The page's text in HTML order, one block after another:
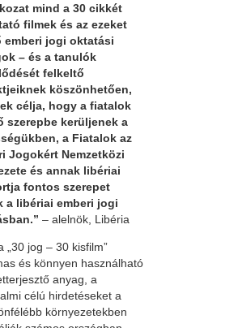
mind a 30 cikkét
filmek és az ezeket
emberi jogi oktatási
– és a tanulók
felkeltő
köszönhetően,
célja, hogy a fiatalok
szerepbe kerüljenek a
a Fiatalok az
Jogokért Nemzetközi
és annak libériai
fontos szerepet
a libériai emberi jogi
– alelnök, Libéria
„30 jog – 30 kisfilm”
és könnyen használható
anyag, a
célú hirdetéseket a
környezetekben